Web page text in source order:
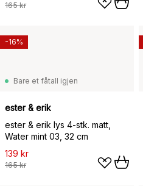
165 kr
Bare et fåtall igjen
ester & erik
ester & erik lys 4-stk. matt,
Water mint 03, 32 cm
139 kr
165 kr
-16%